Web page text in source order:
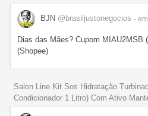
BJN @brasiljustonegocios -
Dias das Mães? Cupom MIAU2MSB
(Shopee)
Salon Line Kit Sos Hidratação
Condicionador 1 Litro) Com Ativo